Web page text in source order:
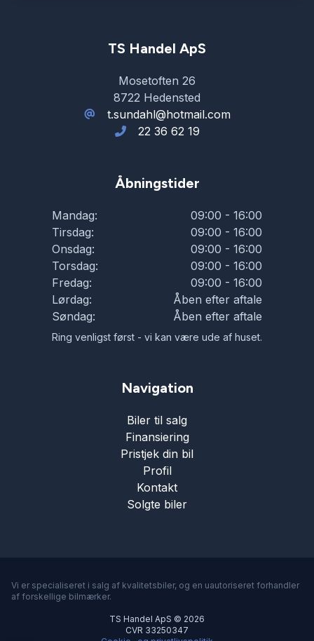
TS Handel ApS
Mosetoften 26
8722 Hedensted
t.sundahl@hotmail.com
22 36 62 19
Åbningstider
Mandag:
09:00 - 16:00
Tirsdag:
09:00 - 16:00
Onsdag:
09:00 - 16:00
Torsdag:
09:00 - 16:00
Fredag:
09:00 - 16:00
Lørdag:
Åben efter aftale
Søndag:
Åben efter aftale
Ring venligst først - vi kan være ude af huset.
Navigation
Biler til salg
Finansiering
Pristjek din bil
Profil
Kontakt
Solgte biler
Vi er specialiseret i salg af kvalitetsbiler, og en uautoriseret forhandler
af forskellige bilmærker.
TS Handel ApS © 2026
CVR 33250347